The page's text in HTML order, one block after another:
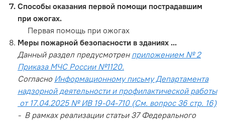
Способы оказания первой помощи пострадавшим
при ожогах.
Первая помощь при ожогах
Меры пожарной безопасности в зданиях ...
Данный раздел предусмотрен приложением № 2
Приказа МЧС России №1120.
Согласно Информационному письму Департамента
надзорной деятельности и профилактической работы
от 17.04.2025 № ИВ 19-04-710 (См. вопрос 36 стр. 16)
- В рамках реализации статьи 37 Федерального